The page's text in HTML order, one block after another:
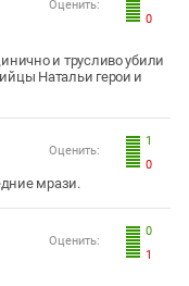
0
Оценить:
и трусливо убили
Натальи герои и
1
0
Оценить:
мрази.
0
1
Оценить: